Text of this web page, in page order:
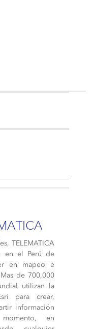
TELEMATICA
en el Perú de
en mapeo e
de 700,000
utilizan la
para crear,
información
en